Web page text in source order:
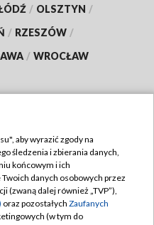
/ OLSZTYN /
/ RZESZÓW /
/ WROCŁAW
TVP
aby wyrazić zgody na
śledzenia i zbierania danych,
końcowym i ich
danych osobowych przez
(zwaną dalej również „TVP”),
oraz pozostałych Zaufanych
(w tym do